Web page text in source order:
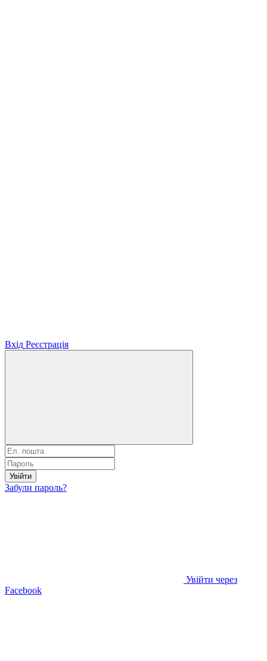
Вхід Реєстрація
Увійти
Забули пароль?
Увійти через
Facebook